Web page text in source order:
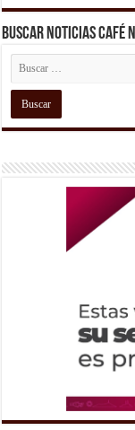
Buscar Noticias Café